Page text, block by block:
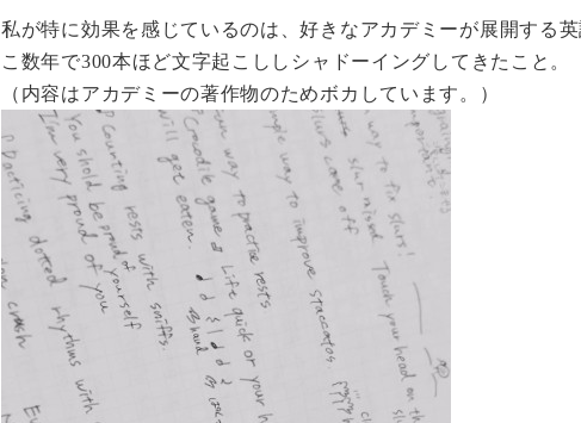
私が特に効果を感じているのは、好きなアカデミーが展開する
こ数年で300本ほど文字起こししシャドーイングしてきたこと。
（内容はアカデミーの著作物のためボカしています。）